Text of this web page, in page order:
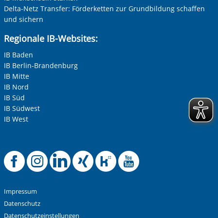
Betreff ihrer Anfrage
Ihre Nachricht
Hier klicken
FriendlyCaptcha ⇗
Absenden
Vorherige Folie anzeigen
Delta-Netz Transfer: Förderketten zur Grundbildung schaffen
und sichern
Regionale IB-Websites:
IB Baden
IB Berlin-Brandenburg
IB Mitte
IB Nord
IB Süd
IB Südwest
IB West
Offizielle
Offizielle
Offizielle
Offizielle
Offizielle
Impressum
Datenschutz
Datenschutzeinstellungen